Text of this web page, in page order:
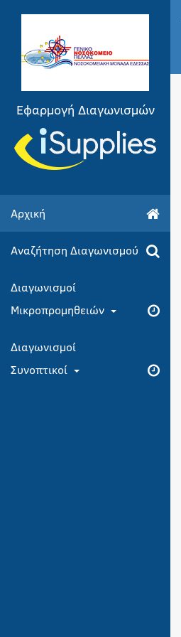
Εφαρμογή Διαγωνισμών
Αρχική
Αναζήτηση Διαγωνισμού
Διαγωνισμοί
Μικροπρομηθειών
Διαγωνισμοί
Συνοπτικοί